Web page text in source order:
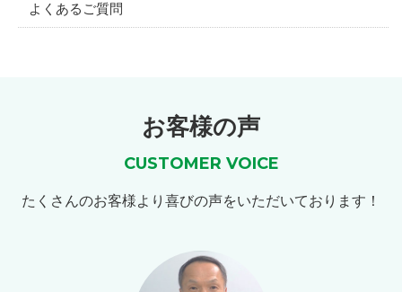
よくあるご質問
お客様の声
CUSTOMER VOICE
たくさんのお客様より喜びの声をいただいております！